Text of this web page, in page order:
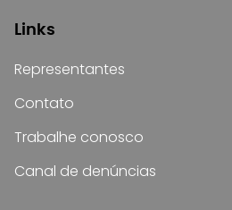
Links
Representantes
Contato
Trabalhe conosco
Canal de denúncias